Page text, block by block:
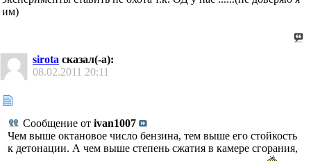
им)
sirota сказал(-а):
08.02.2011 20:11
Сообщение от ivan1007
Чем выше октановое число бензина, тем выше его стойкость
к детонации. А чем выше степень сжатия в камере сгорания,